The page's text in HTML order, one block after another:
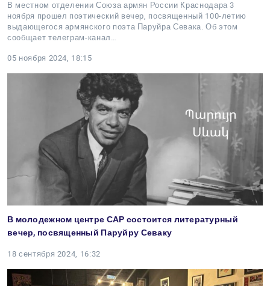
В местном отделении Союза армян России Краснодара 3
ноября прошел поэтический вечер, посвященный 100-летию
выдающегося армянского поэта Паруйра Севака. Об этом
сообщает телеграм-канал…
05 ноября 2024, 18:15
В молодежном центре САР состоится литературный
вечер, посвященный Паруйру Севаку
18 сентября 2024, 16:32